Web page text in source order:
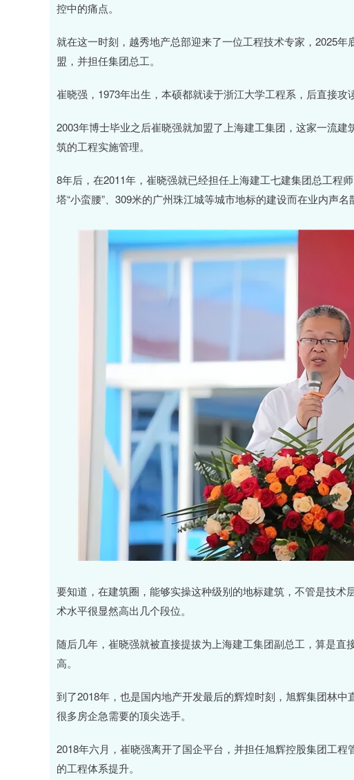
控中的痛点。
就在这一时刻，越秀地产总部迎来了一位工程技术专家，2025
盟，并担任集团总工。
崔晓强，1973年出生，本硕都就读于浙江大学工程系，后直接攻
2003年博士毕业之后崔晓强就加盟了上海建工集团，这家一流
筑的工程实施管理。
8年后，在2011年，崔晓强就已经担任上海建工七建集团总工程
塔“小蛮腰”、309米的广州珠江城等城市地标的建设而在业内声名
要知道，在建筑圈，能够实操这种级别的地标建筑，不管是技
术水平很显然高出几个段位。
随后几年，崔晓强就被直接提拔为上海建工集团副总工，算是
高。
到了2018年，也是国内地产开发最后的辉煌时刻，旭辉集团林
很多房企急需要的顶尖选手。
2018年六月，崔晓强离开了国企平台，并担任旭辉控股集团工
的工程体系提升。